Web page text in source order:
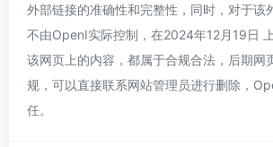
外部链接的准确性和完整性，同时，对于该
不由OpenI实际控制，在2024年12月19日
该网页上的内容，都属于合规合法，后期网
规，可以直接联系网站管理员进行删除，
任。